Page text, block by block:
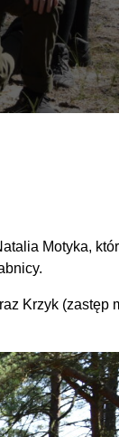
Motyka,
Krzyk (zastęp